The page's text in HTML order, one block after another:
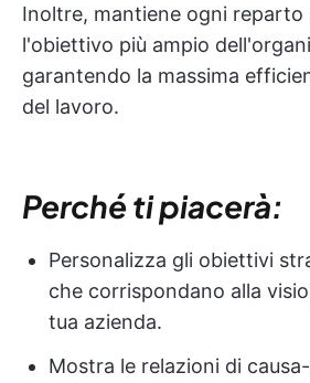
Inoltre, mantiene ogni reparto
l'obiettivo più ampio
garantendo la massima
del lavoro.
Perché ti piacerà:
Personalizza gli obiettivi
che corrispondano alla
tua azienda.
Mostra le relazioni di